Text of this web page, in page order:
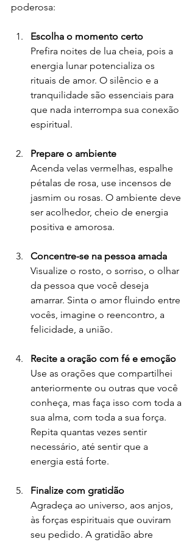
poderosa:
Escolha o momento certo
Prefira noites de lua cheia, pois a
energia lunar potencializa os
rituais de amor. O silêncio e a
tranquilidade são essenciais para
que nada interrompa sua conexão
espiritual.
Prepare o ambiente
Acenda velas vermelhas, espalhe
pétalas de rosa, use incensos de
jasmim ou rosas. O ambiente deve
ser acolhedor, cheio de energia
positiva e amorosa.
Concentre-se na pessoa amada
Visualize o rosto, o sorriso, o olhar
da pessoa que você deseja
amarrar. Sinta o amor fluindo entre
vocês, imagine o reencontro, a
felicidade, a união.
Recite a oração com fé e emoção
Use as orações que compartilhei
anteriormente ou outras que você
conheça, mas faça isso com toda a
sua alma, com toda a sua força.
Repita quantas vezes sentir
necessário, até sentir que a
energia está forte.
Finalize com gratidão
Agradeça ao universo, aos anjos,
às forças espirituais que ouviram
seu pedido. A gratidão abre